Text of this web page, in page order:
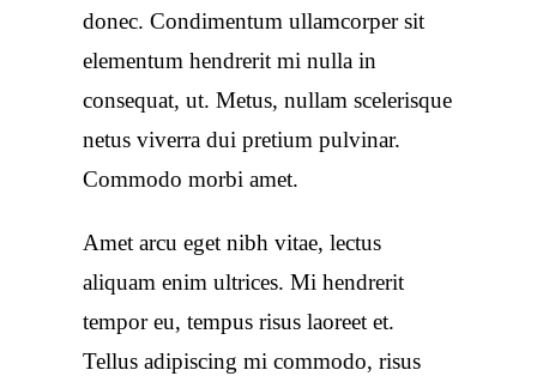
donec. Condimentum ullamcorper sit
elementum hendrerit mi nulla in
consequat, ut. Metus, nullam scelerisque
netus viverra dui pretium pulvinar.
Commodo morbi amet.
Amet arcu eget nibh vitae, lectus
aliquam enim ultrices. Mi hendrerit
tempor eu, tempus risus laoreet et.
Tellus adipiscing mi commodo, risus